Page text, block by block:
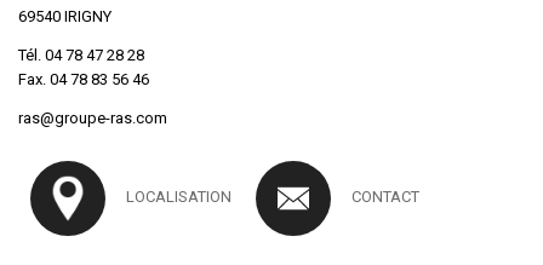
69540 IRIGNY
Tél. 04 78 47 28 28
Fax. 04 78 83 56 46
ras@groupe-ras.com
LOCALISATION CONTACT